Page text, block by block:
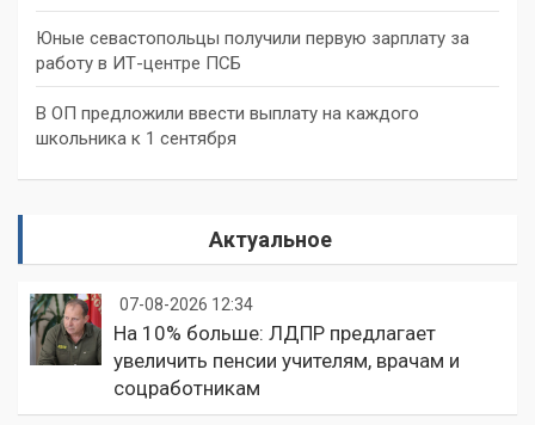
Юные севастопольцы получили первую зарплату за
работу в ИТ-центре ПСБ
В ОП предложили ввести выплату на каждого
школьника к 1 сентября
Актуальное
07-08-2026 12:34
На 10% больше: ЛДПР предлагает
увеличить пенсии учителям, врачам и
соцработникам